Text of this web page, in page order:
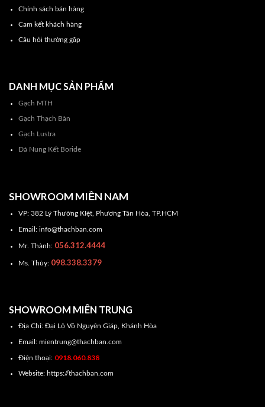
Chính sách bán hàng
Cam kết khách hàng
Câu hỏi thường gặp
DANH MỤC SẢN PHẨM
Gạch MTH
Gạch Thạch Bàn
Gạch Lustra
Đá Nung Kết Boride
SHOWROOM MIỀN NAM
VP: 382 Lý Thường KIệt, Phương Tân Hòa, TP.HCM
Email: info@thachban.com
Mr. Thành:056.312.4444
Ms. Thùy: 098.338.3379
SHOWROOM MIÊN TRUNG
Địa Chỉ: Đại Lộ Võ Nguyên Giáp, Khánh Hòa
Email: mientrung@thachban.com
Điện thoại: 0918.060.838
Website: https://thachban.com